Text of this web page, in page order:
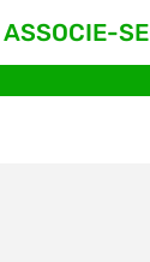
ASSOCIE-SE